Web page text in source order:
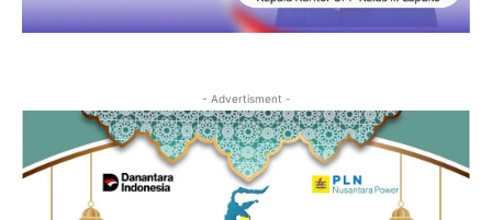
- Advertisment -